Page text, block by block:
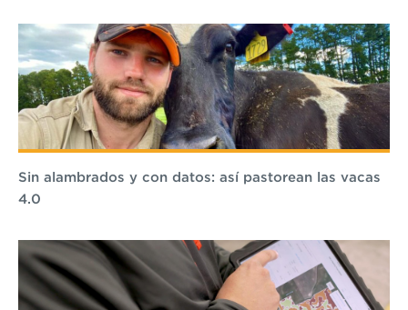
Sin alambrados y con datos: así pastorean las vacas
4.0